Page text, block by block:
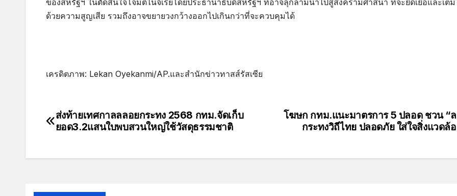
ของสหรัฐฯ ในตัดสินใจโจมตีไนจีเรียโดยประธานาธิบดีสหรัฐฯ ที่อาจลุกลามนำไปสู่สงครามศาสนา ที่จะยืดเยื้อและเต็ม
ด้วยความสูญเสีย รวมถึงอาจขยายวงกว้างออกไปเกินกว่าที่จะควบคุมได้
เครดิตภาพ: Lekan Oyekanmi/AP.และสำนักข่าวทาสส์รัสเซีย
โฆษก กทม.แนะมาตรการ 5 ปลอด ชวน “
กระทงวิถีไทย ปลอดภัย ใส่ใจสิ่งแวดล้
ส่งท้ายเทศกาลลลอยกระทง 2568 กทม.จัดเก็บ
ยอด3.2แสนใบพบสวนใหญ่ใช้วัสดุธรรมชาติ